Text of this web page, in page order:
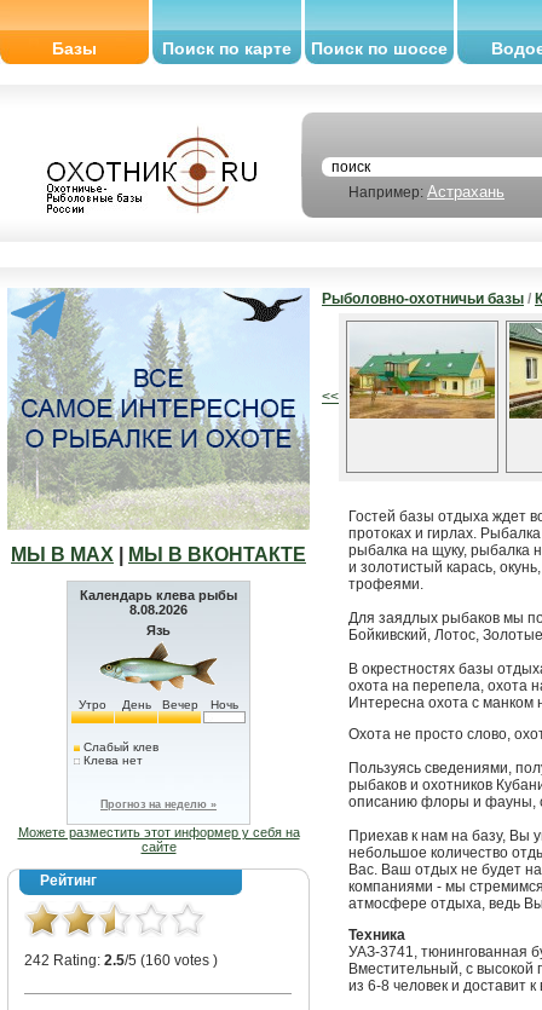
Базы Поиск по карте Поиск по шоссе
Например: Астрахань
МЫ В МАХ МЫ В ВКОНТАКТЕ
Календарь клева рыбы
8.08.2026
Язь
Утро День Вечер Ночь
Слабый клев
Клева нет
Прогноз на неделю »
Можете разместить этот информер у себя на
сайте
Рейтинг
242 Rating: 2.5/5 (160 votes )
Рыболовно-охотничьи базы /
<<
Гостей базы отдыха ждет
протоках и гирлах.
рыбалка на щуку, рыбалка
и золотистый карась,
трофеями.
Для заядлых рыбаков мы
Бойкивский, Лотос,
В окрестностях базы
охота на перепела, охота
Интересна охота с манком
Охота не просто слово,
Пользуясь сведениями,
рыбаков и охотников
описанию флоры и фауны,
Приехав к нам на базу, Вы
небольшое количество
Вас. Ваш отдых не будет
компаниями - мы
атмосфере отдыха, ведь
Техника
УАЗ-3741, тюнингованная
Вместительный, с высокой
из 6-8 человек и доставит